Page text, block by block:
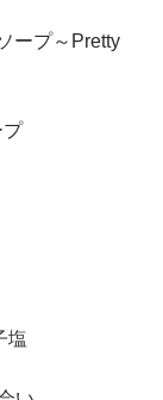
ープ～Pretty
塩